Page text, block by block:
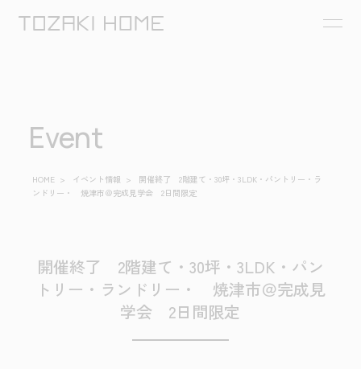
Event
HOME > イベント情報 > 開催終了 2階建て・30坪・3LDK・パントリー・ラ
ンドリー・ 焼津市＠完成見学会 2日間限定
開催終了 2階建て・30坪・3LDK・パン
トリー・ランドリー・ 焼津市＠完成見
学会 2日間限定